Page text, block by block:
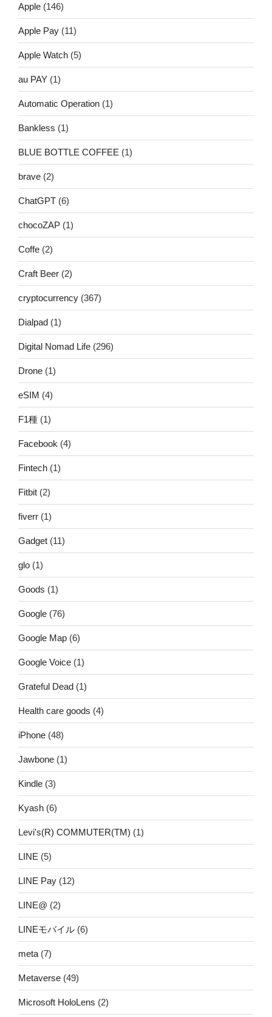
Apple (146)
Apple Pay (11)
Apple Watch (5)
au PAY (1)
Automatic Operation (1)
Bankless (1)
BLUE BOTTLE COFFEE (1)
brave (2)
ChatGPT (6)
chocoZAP (1)
Coffe (2)
Craft Beer (2)
cryptocurrency (367)
Dialpad (1)
Digital Nomad Life (296)
Drone (1)
eSIM (4)
F1種 (1)
Facebook (4)
Fintech (1)
Fitbit (2)
fiverr (1)
Gadget (11)
glo (1)
Goods (1)
Google (76)
Google Map (6)
Google Voice (1)
Grateful Dead (1)
Health care goods (4)
iPhone (48)
Jawbone (1)
Kindle (3)
Kyash (6)
Levi's(R) COMMUTER(TM) (1)
LINE (5)
LINE Pay (12)
LINE@ (2)
LINEモバイル (6)
meta (7)
Metaverse (49)
Microsoft HoloLens (2)